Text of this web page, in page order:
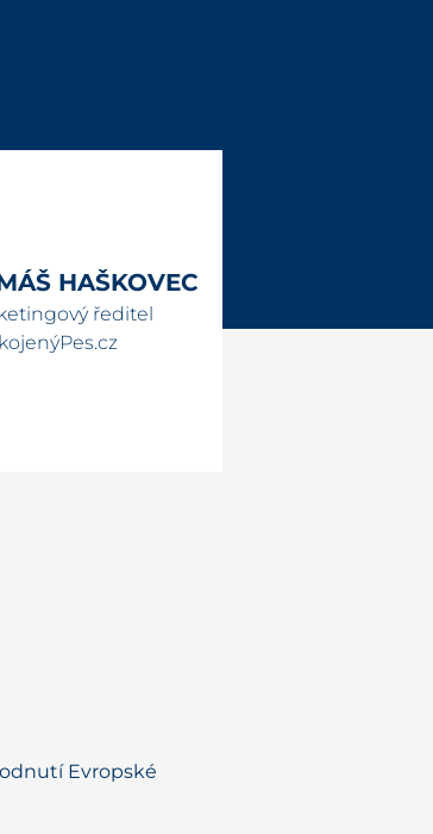
HAŠKOVEC
ředitel
Evropské